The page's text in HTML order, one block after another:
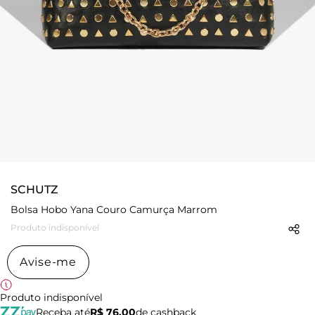
SCHUTZ
Bolsa Hobo Yana Couro Camurça Marrom
Produto indisponível
Avise-me
Produto indisponível